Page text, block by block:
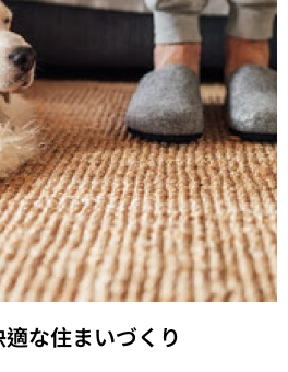
な住まいづくり